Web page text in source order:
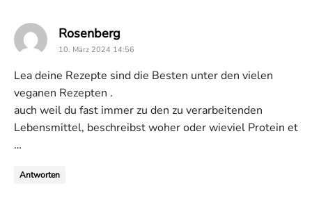
Rosenberg
10. März 2024 14:56
Lea deine Rezepte sind die Besten unter den vielen
veganen Rezepten .
auch weil du fast immer zu den zu verarbeitenden
Lebensmittel, beschreibst woher oder wieviel Protein et
…
Antworten